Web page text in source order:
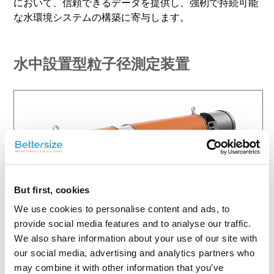
But first, cookies
We use cookies to personalise content and ads, to
provide social media features and to analyse our traffic.
We also share information about your use of our site with
our social media, advertising and analytics partners who
may combine it with other information that you’ve
な水環境システムの構築に寄与します。
水中設置型粒子径測定装置
DeepSizer 300
水中堆積物解析のための必携ツール
粒子径測定範囲：0.1 – 2000 μm
濃度測定範囲：0.001 – 100 g/L
Read more